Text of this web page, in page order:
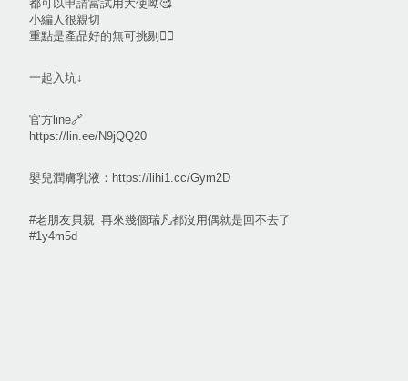
都可以申請當試用大使呦🥰
小編人很親切
重點是產品好的無可挑剔👍🏻
一起入坑↓
官方line🔗
https://lin.ee/N9jQQ20
嬰兒潤膚乳液：https://lihi1.cc/Gym2D
#老朋友貝親_再來幾個瑞凡都沒用偶就是回不去了
#1y4m5d